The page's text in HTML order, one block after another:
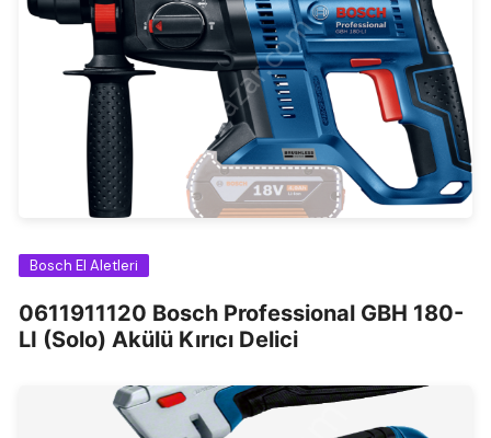
Bosch El Aletleri
0611911120 Bosch Professional GBH 180-
LI (Solo) Akülü Kırıcı Delici